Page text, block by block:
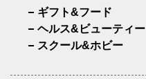
ギフト&フード
ヘルス&ビューティー
スクール&ホビー